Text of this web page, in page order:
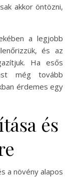
akkor öntözni,
a legjobb
és az
Ha esős
még tovább
érdemes egy
és
a növény alapos